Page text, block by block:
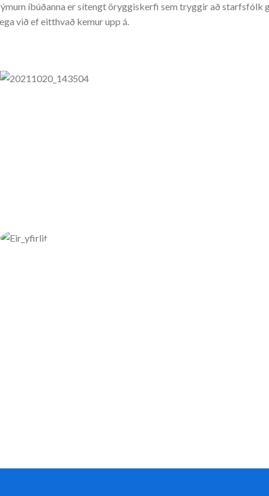
íbúðanna er sítengt öryggiskerfi sem tryggir að starfsfólk
við ef eitthvað kemur upp á.